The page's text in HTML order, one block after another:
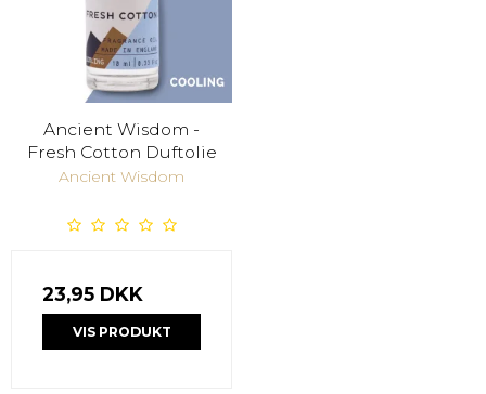
Ancient Wisdom -
Fresh Cotton Duftolie
Ancient Wisdom
23,95 DKK
VIS PRODUKT